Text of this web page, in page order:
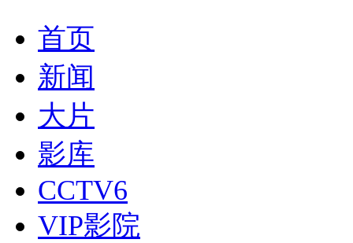
首页
新闻
大片
影库
CCTV6
VIP影院